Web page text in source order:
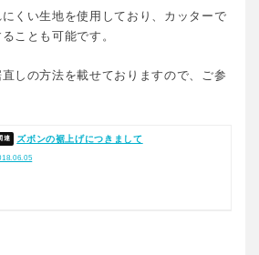
くい生地を使用しており、カッターで
ことも可能です。
しの方法を載せておりますので、ご参
ズボンの裾上げにつきまして